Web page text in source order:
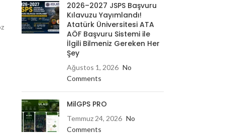
2026–2027 JSPS Başvuru
Kılavuzu Yayımlandı!
Atatürk Üniversitesi ATA
AÖF Başvuru Sistemi ile
İlgili Bilmeniz Gereken Her
Şey
Ağustos 1, 2026 No
Comments
MilGPS PRO
Temmuz 24, 2026 No
Comments